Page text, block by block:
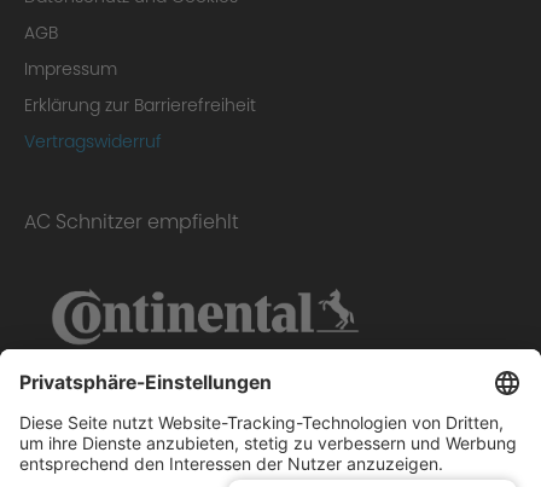
AGB
Impressum
Erklärung zur Barrierefreiheit
Vertragswiderruf
AC Schnitzer empfiehlt